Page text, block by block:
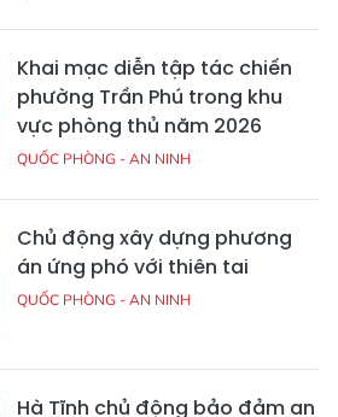
Khai mạc diễn tập tác chiến
phường Trần Phú trong khu
vực phòng thủ năm 2026
QUỐC PHÒNG - AN NINH
Chủ động xây dựng phương
án ứng phó với thiên tai
QUỐC PHÒNG - AN NINH
Hà Tĩnh chủ động bảo đảm an